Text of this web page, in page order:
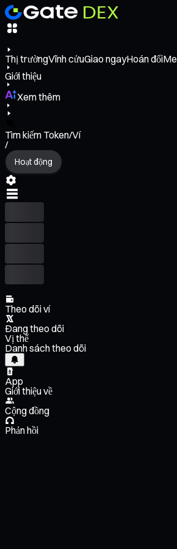
Thị trườngVĩnh cửuGiao ngayHoán đổi
Giới thiệu
Xem thêm
Tìm kiếm Token/Ví
/
Hoạt động
Theo dõi ví
Đang theo dõi
Vị thế
Danh sách theo dõi
App
Giới thiệu về
Cộng đồng
Phản hồi